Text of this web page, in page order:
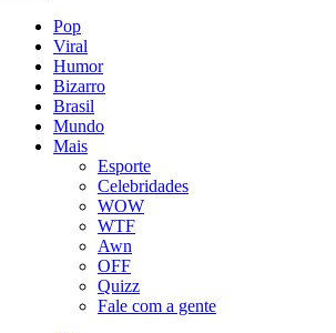
Pop
Viral
Humor
Bizarro
Brasil
Mundo
Mais
Esporte
Celebridades
WOW
WTF
Awn
OFF
Quizz
Fale com a gente